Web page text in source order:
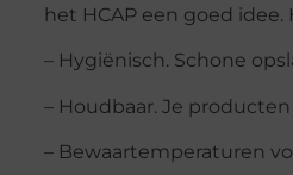
het HCAP een goed idee.
– Hygiënisch. Schone
– Houdbaar. Je
– Bewaartemperaturen